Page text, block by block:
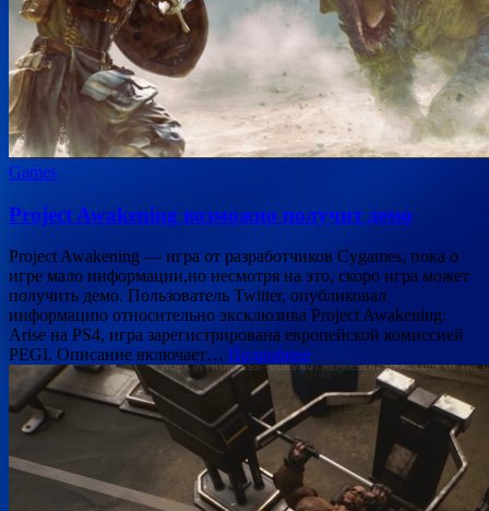
Games
Project Awakening возможно получит демо
Project Awakening — игра от разработчиков Cygames, пока о
игре мало информации,но несмотря на это, скоро игра может
получить демо. Пользователь Twitter, опубликовал
информацию относительно эксклюзива Project Awakening:
Arise на PS4, игра зарегистрирована европейской комиссией
PEGI. Описание включает… Подробнее